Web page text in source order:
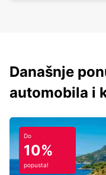
Današnje
automobila i
Do
10%
popusta!